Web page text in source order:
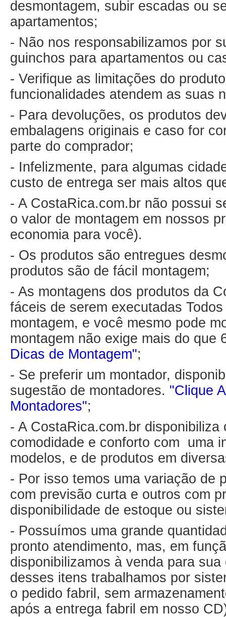
desmontagem, subir escadas ou
apartamentos;
- Não nos responsabilizamos por
guinchos para apartamentos ou
- Verifique as limitações do
funcionalidades atendem as suas
- Para devoluções, os produtos
embalagens originais e caso for
parte do comprador;
- Infelizmente, para algumas
custo de entrega ser mais altos
- A CostaRica.com.br não possui
o valor de montagem em nossos
economia para você).
- Os produtos são entregues
produtos são de fácil montagem;
- As montagens dos produtos da
fáceis de serem executadas
montagem, e você mesmo pode
montagem não exige mais do que
Dicas de Montagem";
- Se preferir um montador,
sugestão de montadores. "Clique
Montadores";
- A CostaRica.com.br
comodidade e conforto com uma
modelos, e de produtos em
- Por isso temos uma variação de
com previsão curta e outros com
disponibilidade de estoque ou
- Possuímos uma grande
pronto atendimento, mas, em
disponibilizamos à venda para
desses itens trabalhamos por
o pedido fabril, sem
após a entrega fabril em nosso